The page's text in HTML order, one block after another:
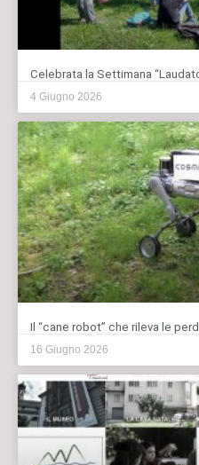
Celebrata la Settimana
4 Giugno 2026
Il “cane robot” che rileva le
16 Giugno 2026